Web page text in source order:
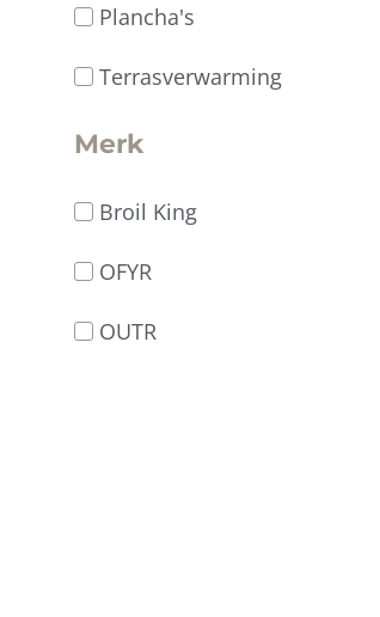
Plancha's
Terrasverwarming
Merk
Broil King
OFYR
OUTR